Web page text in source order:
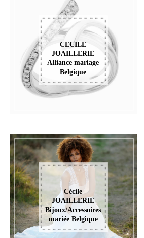
CECILE
JOAILLERIE
Alliance mariage
Belgique
Cécile
JOAILLERIE
Bijoux/Accessoires
mariée Belgique